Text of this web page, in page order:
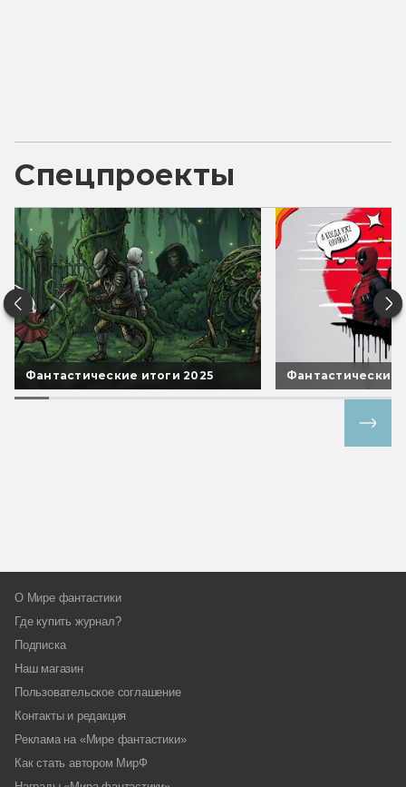
Спецпроекты
Фантастические итоги 2025 Фантастические
О Мире фантастики
Где купить журнал?
Подписка
Наш магазин
Пользовательское соглашение
Контакты и редакция
Реклама на «Мире фантастики»
Как стать автором МирФ